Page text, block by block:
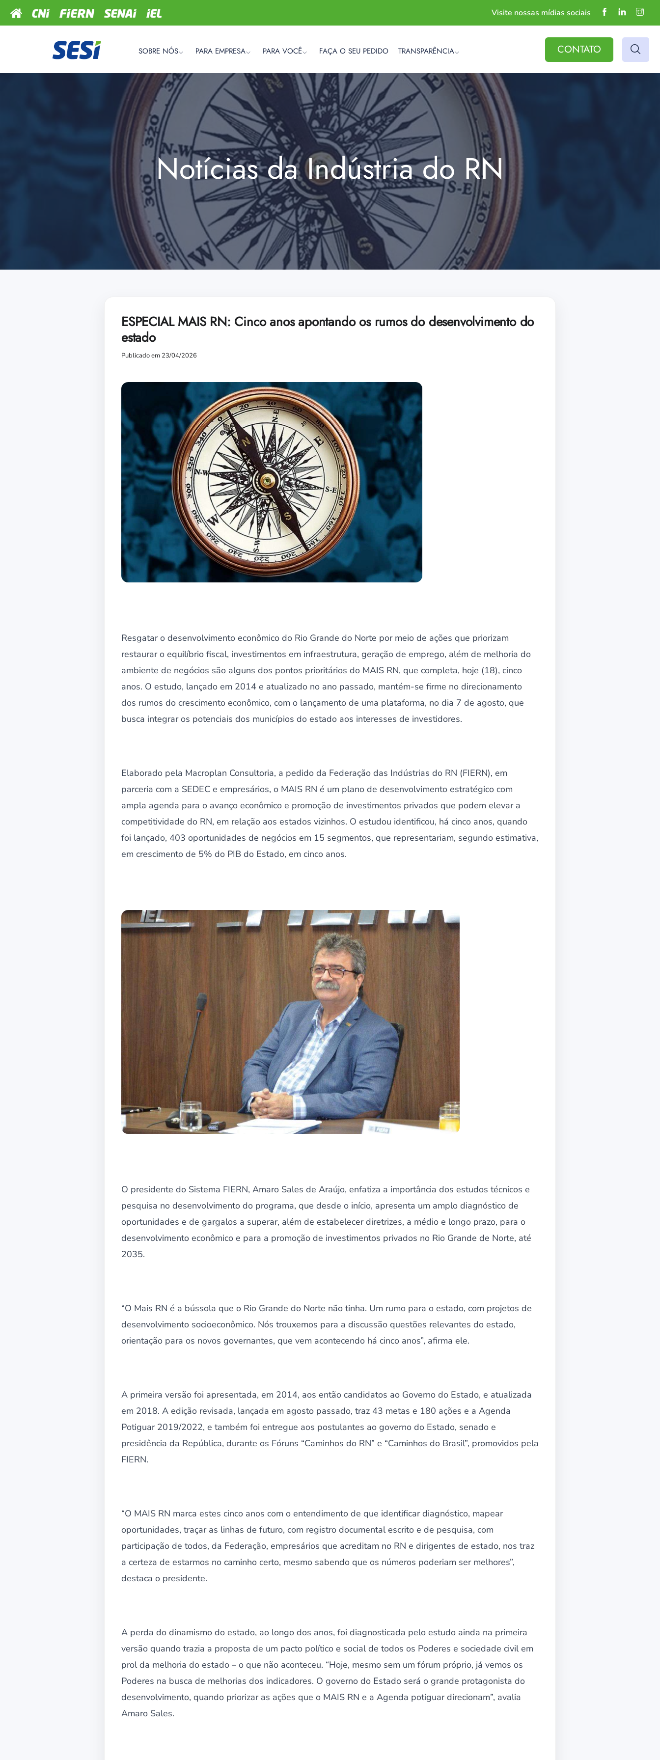
Visite nossas mídias sociais
SOBRE NÓS PARA EMPRESA PARA VOCÊ FAÇA O SEU PEDIDO TRANSPARÊNCIA CONTATO
Notícias da Indústria do RN
ESPECIAL MAIS RN: Cinco anos apontando os rumos do desenvolvimento do
estado
Publicado em 23/04/2026
Resgatar o desenvolvimento econômico do Rio Grande do Norte por meio de ações que priorizam
restaurar o equilíbrio fiscal, investimentos em infraestrutura, geração de emprego, além de melhoria do
ambiente de negócios são alguns dos pontos prioritários do MAIS RN, que completa, hoje (18), cinco
anos. O estudo, lançado em 2014 e atualizado no ano passado, mantém-se firme no direcionamento
dos rumos do crescimento econômico, com o lançamento de uma plataforma, no dia 7 de agosto, que
busca integrar os potenciais dos municípios do estado aos interesses de investidores.
Elaborado pela Macroplan Consultoria, a pedido da Federação das Indústrias do RN (FIERN), em
parceria com a SEDEC e empresários, o MAIS RN é um plano de desenvolvimento estratégico com
ampla agenda para o avanço econômico e promoção de investimentos privados que podem elevar a
competitividade do RN, em relação aos estados vizinhos. O estudou identificou, há cinco anos, quando
foi lançado, 403 oportunidades de negócios em 15 segmentos, que representariam, segundo estimativa,
em crescimento de 5% do PIB do Estado, em cinco anos.
O presidente do Sistema FIERN, Amaro Sales de Araújo, enfatiza a importância dos estudos técnicos e
pesquisa no desenvolvimento do programa, que desde o início, apresenta um amplo diagnóstico de
oportunidades e de gargalos a superar, além de estabelecer diretrizes, a médio e longo prazo, para o
desenvolvimento econômico e para a promoção de investimentos privados no Rio Grande de Norte, até
2035.
“O Mais RN é a bússola que o Rio Grande do Norte não tinha. Um rumo para o estado, com projetos de
desenvolvimento socioeconômico. Nós trouxemos para a discussão questões relevantes do estado,
orientação para os novos governantes, que vem acontecendo há cinco anos”, afirma ele.
A primeira versão foi apresentada, em 2014, aos então candidatos ao Governo do Estado, e atualizada
em 2018. A edição revisada, lançada em agosto passado, traz 43 metas e 180 ações e a Agenda
Potiguar 2019/2022, e também foi entregue aos postulantes ao governo do Estado, senado e
presidência da República, durante os Fóruns “Caminhos do RN” e “Caminhos do Brasil”, promovidos pela
FIERN.
“O MAIS RN marca estes cinco anos com o entendimento de que identificar diagnóstico, mapear
oportunidades, traçar as linhas de futuro, com registro documental escrito e de pesquisa, com
participação de todos, da Federação, empresários que acreditam no RN e dirigentes de estado, nos traz
a certeza de estarmos no caminho certo, mesmo sabendo que os números poderiam ser melhores”,
destaca o presidente.
A perda do dinamismo do estado, ao longo dos anos, foi diagnosticada pelo estudo ainda na primeira
versão quando trazia a proposta de um pacto político e social de todos os Poderes e sociedade civil em
prol da melhoria do estado – o que não aconteceu. “Hoje, mesmo sem um fórum próprio, já vemos os
Poderes na busca de melhorias dos indicadores. O governo do Estado será o grande protagonista do
desenvolvimento, quando priorizar as ações que o MAIS RN e a Agenda potiguar direcionam”, avalia
Amaro Sales.